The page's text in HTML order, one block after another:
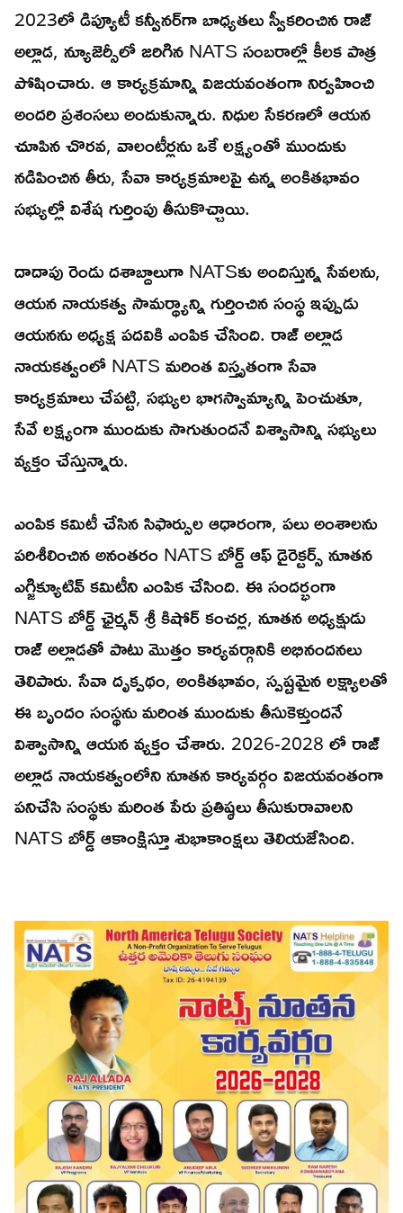
2023లో డిప్యూటీ కన్వీనర్‌గా బాధ్యతలు స్వీకరించిన రాజ్
అల్లాడ, న్యూజెర్సీలో జరిగిన NATS సంబరాల్లో కీలక పాత్ర
పోషించారు. ఆ కార్యక్రమాన్ని విజయవంతంగా నిర్వహించి
అందరి ప్రశంసలు అందుకున్నారు. నిధుల సేకరణలో ఆయన
చూపిన చొరవ, వాలంటీర్లను ఒకే లక్ష్యంతో ముందుకు
నడిపించిన తీరు, సేవా కార్యక్రమాలపై ఉన్న అంకితభావం
సభ్యుల్లో విశేష గుర్తింపు తీసుకొచ్చాయి.
దాదాపు రెండు దశాబ్దాలుగా NATSకు అందిస్తున్న సేవలను,
ఆయన నాయకత్వ సామర్థ్యాన్ని గుర్తించిన సంస్థ ఇప్పుడు
ఆయనను అధ్యక్ష పదవికి ఎంపిక చేసింది. రాజ్ అల్లాడ
నాయకత్వంలో NATS మరింత విస్తృతంగా సేవా
కార్యక్రమాలు చేపట్టి, సభ్యుల భాగస్వామ్యాన్ని పెంచుతూ,
సేవే లక్ష్యంగా ముందుకు సాగుతుందనే విశ్వాసాన్ని సభ్యులు
వ్యక్తం చేస్తున్నారు.
ఎంపిక కమిటీ చేసిన సిఫార్సుల ఆధారంగా, పలు అంశాలను
పరిశీలించిన అనంతరం NATS బోర్డ్ ఆఫ్ డైరెక్టర్స్ నూతన
ఎగ్జిక్యూటివ్ కమిటీని ఎంపిక చేసింది. ఈ సందర్భంగా
NATS బోర్డ్ ఛైర్మన్ శ్రీ కిషోర్ కంచర్ల, నూతన అధ్యక్షుడు
రాజ్ అల్లాడతో పాటు మొత్తం కార్యవర్గానికి అభినందనలు
తెలిపారు. సేవా దృక్పథం, అంకితభావం, స్పష్టమైన లక్ష్యాలతో
ఈ బృందం సంస్థను మరింత ముందుకు తీసుకెళ్తుందనే
విశ్వాసాన్ని ఆయన వ్యక్తం చేశారు. 2026-2028 లో రాజ్
అల్లాడ నాయకత్వంలోని నూతన కార్యవర్గం విజయవంతంగా
పనిచేసి సంస్థకు మరింత పేరు ప్రతిష్ఠలు తీసుకురావాలని
NATS బోర్డ్ ఆకాంక్షిస్తూ శుభాకాంక్షలు తెలియజేసింది.